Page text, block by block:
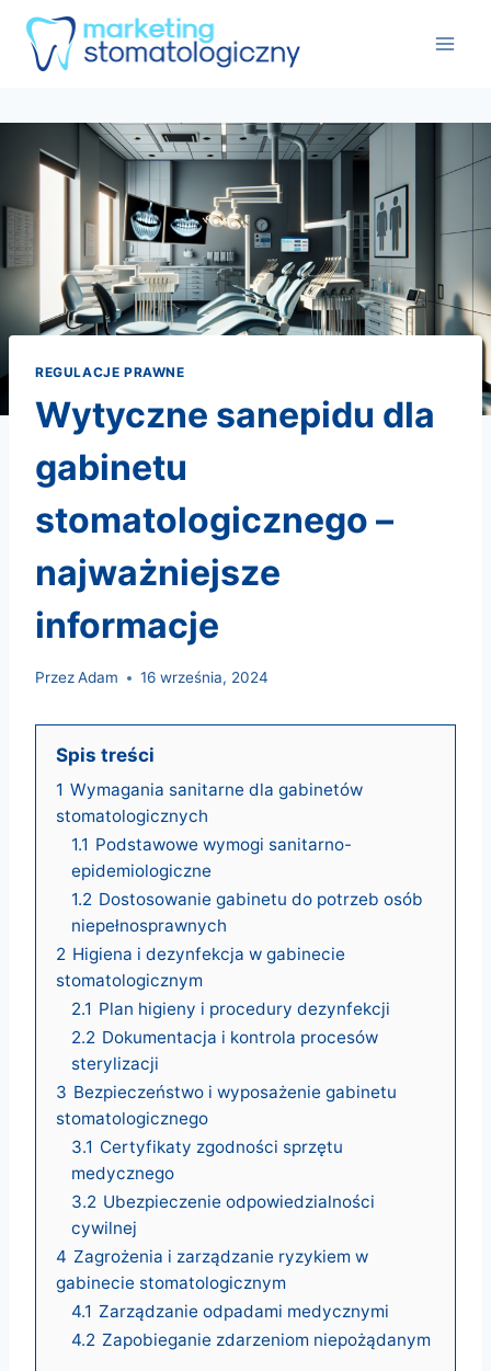
Przejdź
treści
REGULACJE PRAWNE
wytyczne sanepidu dla
gabinetu
stomatologicznego –
najważniejsze
informacje
PrzezAdam 16 września, 2024
Spis treści
1 Wymagania sanitarne dla gabinetów
stomatologicznych
1.1 Podstawowe wymogi sanitarno-
epidemiologiczne
1.2 Dostosowanie gabinetu do potrzeb osób
niepełnosprawnych
2 Higiena i dezynfekcja w gabinecie
stomatologicznym
2.1 Plan higieny i procedury dezynfekcji
2.2 Dokumentacja i kontrola procesów
sterylizacji
3 Bezpieczeństwo i wyposażenie gabinetu
stomatologicznego
3.1 Certyfikaty zgodności sprzętu
medycznego
3.2 Ubezpieczenie odpowiedzialności
cywilnej
4 Zagrożenia i zarządzanie ryzykiem w
gabinecie stomatologicznym
4.1 Zarządzanie odpadami medycznymi
4.2 Zapobieganie zdarzeniom niepożądanym